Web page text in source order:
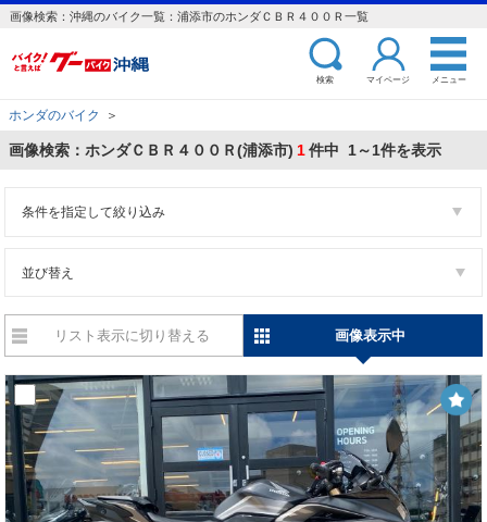
画像検索：沖縄のバイク一覧：浦添市のホンダＣＢＲ４００Ｒ一覧
検索 マイページ メニュー
ホンダのバイク ＞
画像検索：ホンダＣＢＲ４００Ｒ(浦添市) 1件中 1～1件を表示
条件を指定して絞り込み
並び替え
リスト表示に切り替える 画像表示中